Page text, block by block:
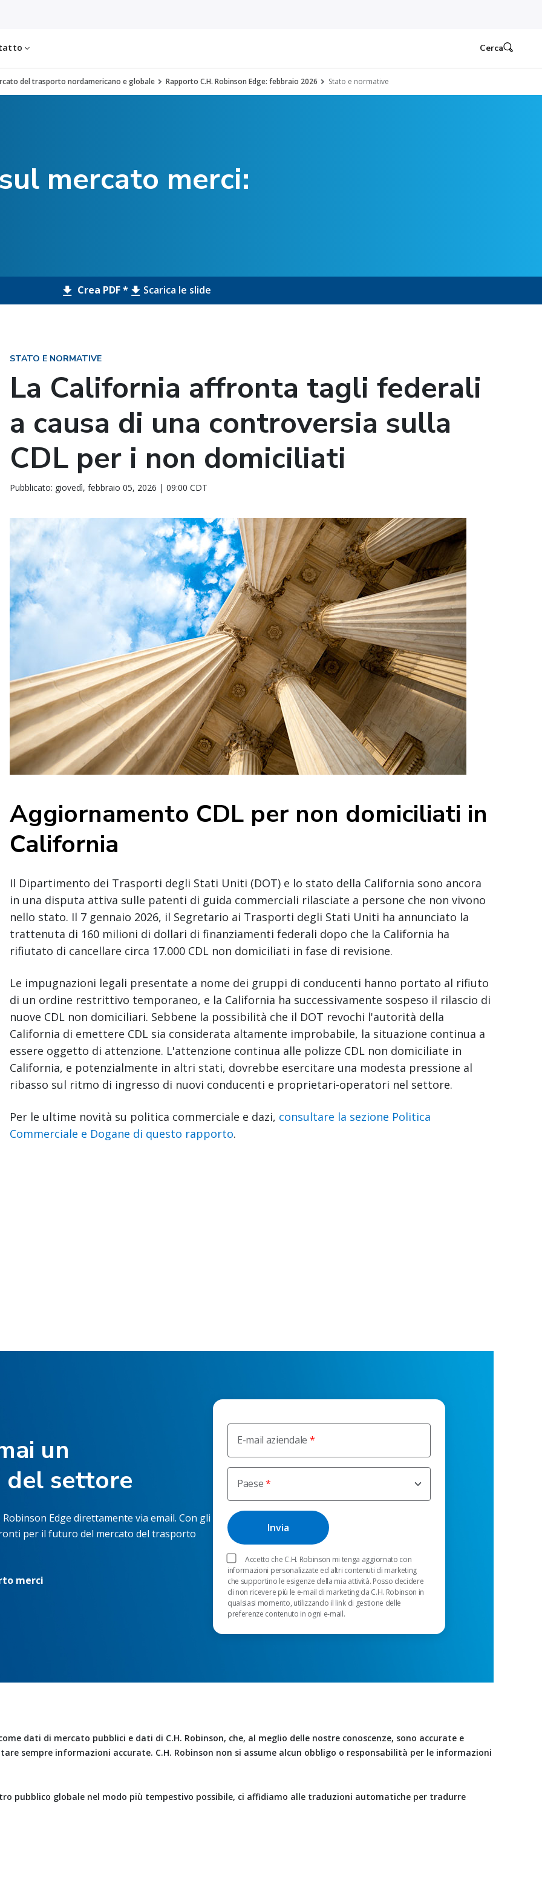
Cerca
del trasporto nordamericano e globale Rapporto C.H. Robinson Edge: febbraio 2026 Stato e normative
mercato merci:
Crea PDF * Scarica le slide
STATO E NORMATIVE
La California affronta tagli federali
a causa di una controversia sulla
CDL per i non domiciliati
Pubblicato: giovedì, febbraio 05, 2026 | 09:00 CDT
Aggiornamento CDL per non domiciliati in
California
Il Dipartimento dei Trasporti degli Stati Uniti (DOT) e lo stato della California sono ancora
in una disputa attiva sulle patenti di guida commerciali rilasciate a persone che non vivono
nello stato. Il 7 gennaio 2026, il Segretario ai Trasporti degli Stati Uniti ha annunciato la
trattenuta di 160 milioni di dollari di finanziamenti federali dopo che la California ha
rifiutato di cancellare circa 17.000 CDL non domiciliati in fase di revisione.
Le impugnazioni legali presentate a nome dei gruppi di conducenti hanno portato al rifiuto
di un ordine restrittivo temporaneo, e la California ha successivamente sospeso il rilascio di
nuove CDL non domiciliari. Sebbene la possibilità che il DOT revochi l'autorità della
California di emettere CDL sia considerata altamente improbabile, la situazione continua a
essere oggetto di attenzione. L'attenzione continua alle polizze CDL non domiciliate in
California, e potenzialmente in altri stati, dovrebbe esercitare una modesta pressione al
ribasso sul ritmo di ingresso di nuovi conducenti e proprietari-operatori nel settore.
Per le ultime novità su politica commerciale e dazi, consultare la sezione Politica
Commerciale e Dogane di questo rapporto.
E-mail aziendale
Paese
Accetto che C.H. Robinson mi tenga aggiornato con
informazioni personalizzate ed altri contenuti di marketing
che supportino le esigenze della mia attività. Posso decidere
di non ricevere più le e-mail di marketing da C.H. Robinson in
qualsiasi momento, utilizzando il link di gestione delle
preferenze contenuto in ogni e-mail.
un
del settore
Edge direttamente via email. Con gli
per il futuro del mercato del trasporto
merci
dati di mercato pubblici e dati di C.H. Robinson, che, al meglio delle nostre conoscenze, sono accurate e
sempre informazioni accurate. C.H. Robinson non si assume alcun obbligo o responsabilità per le informazioni
pubblico globale nel modo più tempestivo possibile, ci affidiamo alle traduzioni automatiche per tradurre